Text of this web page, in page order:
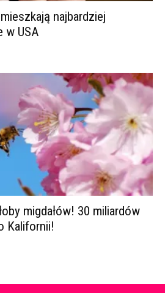
najbardziej
w USA
migdałów! 30 miliardów
Kalifornii!